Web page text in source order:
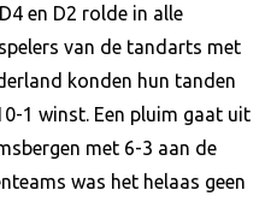
en D2 rolde in alle
van de tandarts met
konden hun tanden
1 winst. Een pluim gaat uit
met 6-3 aan de
was het helaas geen